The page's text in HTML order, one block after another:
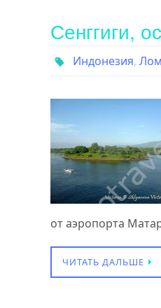
Сенггиги,
Индонезия,
от аэропорта
ЧИТАТЬ ДАЛЬШЕ